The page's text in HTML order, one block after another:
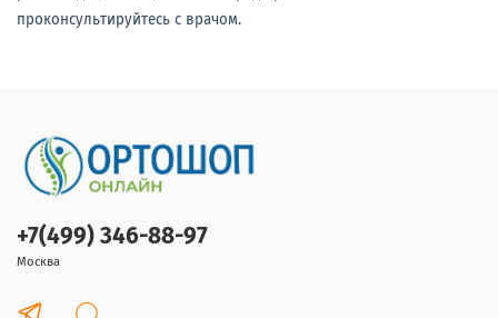
проконсультируйтесь с врачом.
+7(499) 346-88-97
Москва